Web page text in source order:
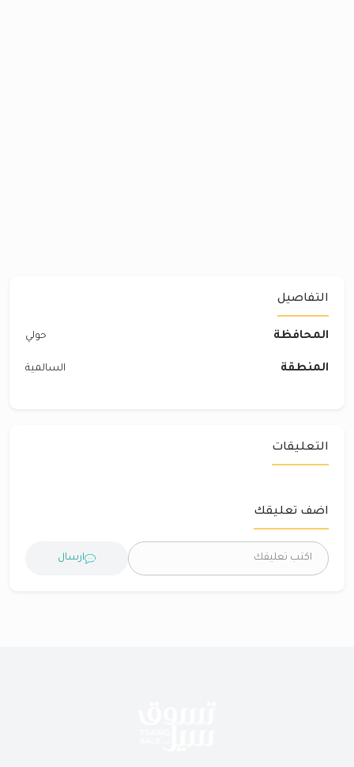
التفاصيل
المحافظة حولي
المنطقة السالمية
التعليقات
اضف تعليقك
ارسال